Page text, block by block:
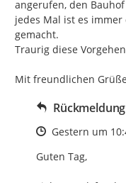
angerufen, den
jedes Mal ist es
gemacht.
Traurig diese
Mit freundlichen
Rückmeldung
Zeitpunkt des
Gestern um
Guten Tag,